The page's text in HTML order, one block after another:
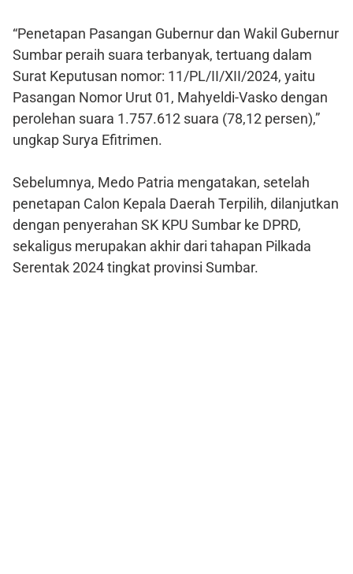
“Penetapan Pasangan Gubernur dan Wakil Gubernur
Sumbar peraih suara terbanyak, tertuang dalam
Surat Keputusan nomor: 11/PL/II/XII/2024, yaitu
Pasangan Nomor Urut 01, Mahyeldi-Vasko dengan
perolehan suara 1.757.612 suara (78,12 persen),”
ungkap Surya Efitrimen.
Sebelumnya, Medo Patria mengatakan, setelah
penetapan Calon Kepala Daerah Terpilih, dilanjutkan
dengan penyerahan SK KPU Sumbar ke DPRD,
sekaligus merupakan akhir dari tahapan Pilkada
Serentak 2024 tingkat provinsi Sumbar.